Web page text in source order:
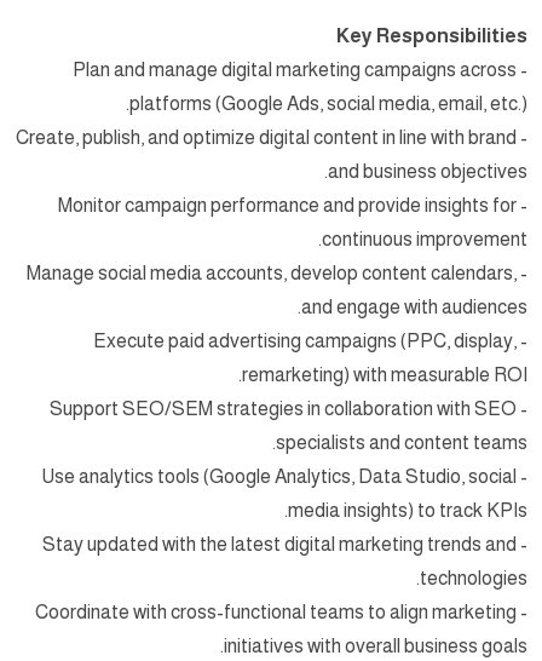
Key Responsibilities
- Plan and manage digital marketing campaigns across
platforms (Google Ads, social media, email, etc.).
- Create, publish, and optimize digital content in line with brand
and business objectives.
- Monitor campaign performance and provide insights for
continuous improvement.
- Manage social media accounts, develop content calendars,
and engage with audiences.
- Execute paid advertising campaigns (PPC, display,
remarketing) with measurable ROI.
- Support SEO/SEM strategies in collaboration with SEO
specialists and content teams.
- Use analytics tools (Google Analytics, Data Studio, social
media insights) to track KPIs.
- Stay updated with the latest digital marketing trends and
technologies.
- Coordinate with cross-functional teams to align marketing
initiatives with overall business goals.